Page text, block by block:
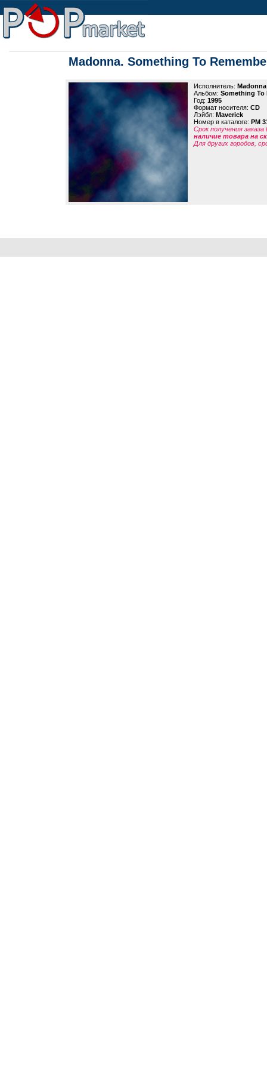
Madonna. Something To
Исполнитель: Madonna
Альбом: Something To
Год: 1995
Формат носителя: CD
Лэйбл: Maverick
Номер в каталоге: PM
Срок получения
наличие товара на
Для других городов,